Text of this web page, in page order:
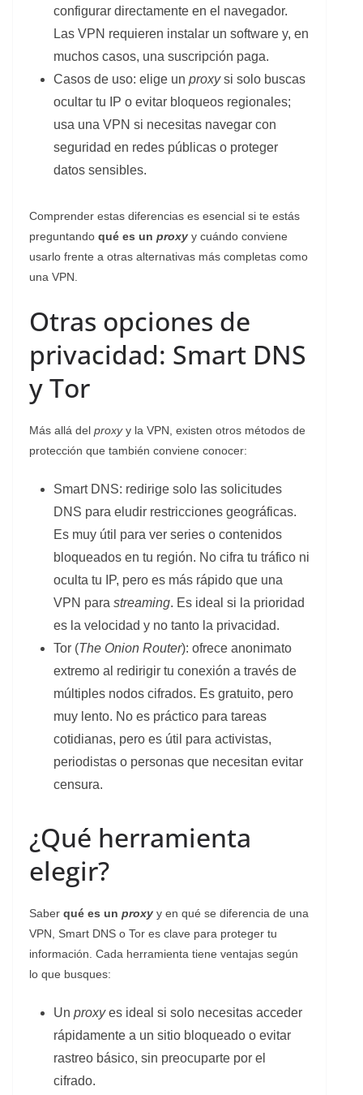
configurar directamente en el navegador.
Las VPN requieren instalar un software y, en
muchos casos, una suscripción paga.
Casos de uso: elige un proxysi solo buscas
ocultar tu IP o evitar bloqueos regionales;
usa una VPN si necesitas navegar con
seguridad en redes públicas o proteger
datos sensibles.
Comprender estas diferencias es esencial si te estás
preguntando qué es un proxy y cuándo conviene
usarlo frente a otras alternativas más completas como
una VPN.
Otras opciones de
privacidad: Smart DNS
y Tor
Más allá del proxyy la VPN, existen otros métodos de
protección que también conviene conocer:
Smart DNS: redirige solo las solicitudes
DNS para eludir restricciones geográficas.
Es muy útil para ver series o contenidos
bloqueados en tu región. No cifra tu tráfico ni
oculta tu IP, pero es más rápido que una
VPN para streaming. Es ideal si la prioridad
es la velocidad y no tanto la privacidad.
Tor (The Onion Router): ofrece anonimato
extremo al redirigir tu conexión a través de
múltiples nodos cifrados. Es gratuito, pero
muy lento. No es práctico para tareas
cotidianas, pero es útil para activistas,
periodistas o personas que necesitan evitar
censura.
¿Qué herramienta
elegir?
Saber qué es un proxy y en qué se diferencia de una
VPN, Smart DNS o Tor es clave para proteger tu
información. Cada herramienta tiene ventajas según
lo que busques:
Un proxyes ideal si solo necesitas acceder
rápidamente a un sitio bloqueado o evitar
rastreo básico, sin preocuparte por el
cifrado.